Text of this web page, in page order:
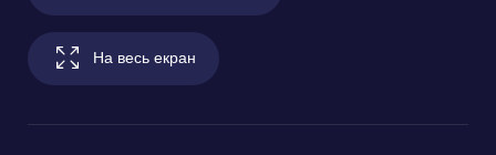
На весь екран